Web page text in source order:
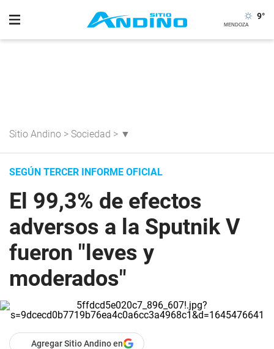
9°
Sitio Andino > Sociedad > ▼
SEGÚN TERCER INFORME OFICIAL
El 99,3% de efectos
adversos a la Sputnik V
fueron "leves y
moderados"
Agregar Sitio Andino en